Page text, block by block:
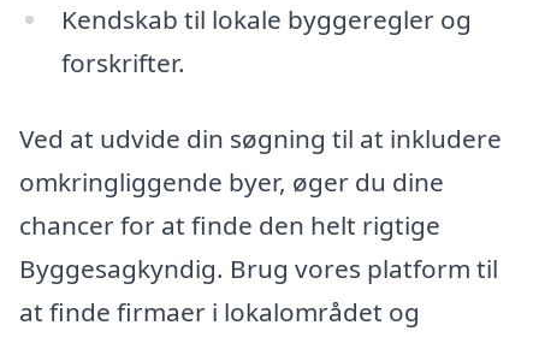
Kendskab til lokale byggeregler og
forskrifter.
Ved at udvide din søgning til at inkludere
omkringliggende byer, øger du dine
chancer for at finde den helt rigtige
Byggesagkyndig. Brug vores platform til
at finde firmaer i lokalområdet og